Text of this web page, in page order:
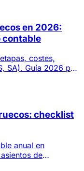
en 2026:
contable
costes,
SA). Guía 2026 por
checklist
anual en
de